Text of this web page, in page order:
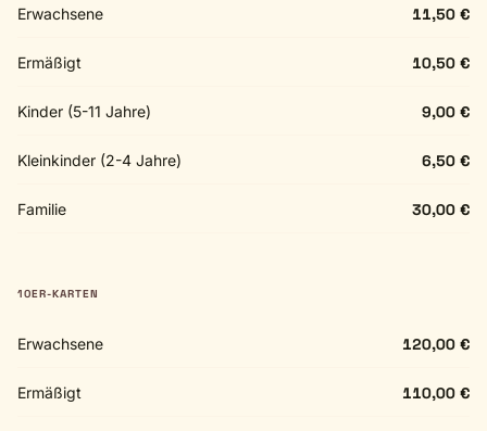
Erwachsene 11,50 €
Ermäßigt 10,50 €
Kinder (5-11 Jahre) 9,00 €
Kleinkinder (2-4 Jahre) 6,50 €
Familie 30,00 €
10ER-KARTEN
Erwachsene 120,00 €
Ermäßigt 110,00 €